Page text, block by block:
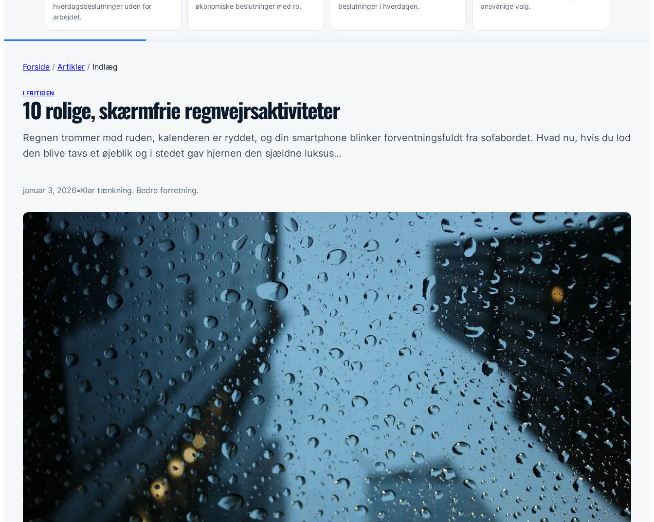
hverdagsbeslutninger uden for
arbejdet.
økonomiske beslutninger med ro.
beslutninger i hverdagen.
ansvarlige valg.
Forside / Artikler / Indlæg
I FRITIDEN
10 rolige, skærmfrie regnvejrsaktiviteter
Regnen trommer mod ruden, kalenderen er ryddet, og din smartphone blinker forventningsfuldt fra sofabordet. Hvad nu, hvis du lod
den blive tavs et øjeblik og i stedet gav hjernen den sjældne luksus…
januar 3, 2026•Klar tænkning. Bedre forretning.